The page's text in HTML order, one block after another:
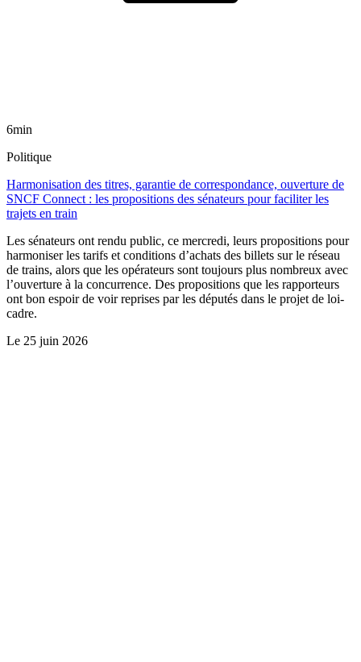
6min
Politique
Harmonisation des titres, garantie de correspondance, ouverture de
SNCF Connect : les propositions des sénateurs pour faciliter les
trajets en train
Les sénateurs ont rendu public, ce mercredi, leurs propositions pour
harmoniser les tarifs et conditions d’achats des billets sur le réseau
de trains, alors que les opérateurs sont toujours plus nombreux avec
l’ouverture à la concurrence. Des propositions que les rapporteurs
ont bon espoir de voir reprises par les députés dans le projet de loi-
cadre.
Le 25 juin 2026